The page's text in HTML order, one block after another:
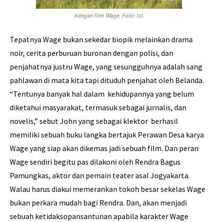
Adegan film Wage. Foto: Ist.
Tepatnya Wage bukan sekedar biopik melainkan drama
noir, cerita perburuan buronan dengan polisi, dan
penjahatnya justru Wage, yang sesungguhnya adalah sang
pahlawan di mata kita tapi dituduh penjahat oleh Belanda.
“Tentunya banyak hal dalam kehidupannya yang belum
diketahui masyarakat, termasuk sebagai jurnalis, dan
novelis,” sebut John yang sebagai klektor berhasil
memiliki sebuah buku langka bertajuk Perawan Desa karya
Wage yang siap akan dikemas jadi sebuah film. Dan peran
Wage sendiri begitu pas dilakoni oleh Rendra Bagus
Pamungkas, aktor dan pemain teater asal Jogyakarta.
Walau harus diakui memerankan tokoh besar sekelas Wage
bukan perkara mudah bagi Rendra. Dan, akan menjadi
sebuah ketidaksopansantunan apabila karakter Wage